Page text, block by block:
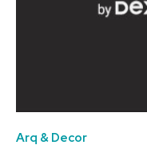
Arq & Decor